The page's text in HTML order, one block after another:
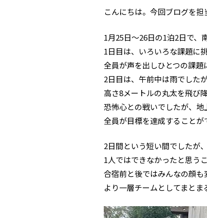
こんにちは。今回ブログを担
1月25日～26日の1泊2日で、
1日目は、いろいろな課題に
全員が声を出しひとつの課題
2日目は、午前中は雨でした
高さ8メートルの丸太を飛び
恐怖心との戦いでしたが、地
全員が目標を達成することが
2日間という短い間でしたが
1人ではできなかったと思う
合宿前と後ではみんなの顔も
より一層チームとしてまとま